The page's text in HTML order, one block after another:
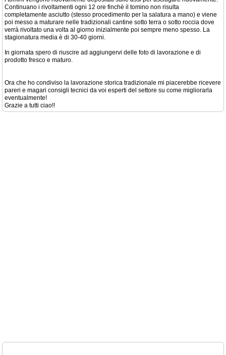
Continuano i rivoltamenti ogni 12 ore finchè il tomino non risulta
completamente asciutto (stesso procedimento per la salatura a mano) e viene
poi messo a maturare nelle tradizionali cantine sotto terra o sotto roccia dove
verrà rivoltato una volta al giorno inizialmente poi sempre meno spesso. La
stagionatura media è di 30-40 giorni.
In giornata spero di riuscire ad aggiungervi delle foto di lavorazione e di
prodotto fresco e maturo.
Ora che ho condiviso la lavorazione storica tradizionale mi piacerebbe ricevere
pareri e magari consigli tecnici da voi esperti del settore su come migliorarla
eventualmente!
Grazie a tutti ciao!!